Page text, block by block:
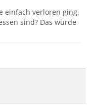
einfach verloren ging,
sind? Das würde